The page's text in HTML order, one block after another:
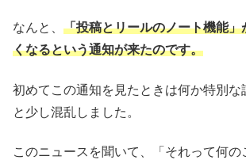
なんと、 「投稿とリールのノート機能」
くなるという通知が来たのです。
初めてこの通知を見たときは何か特別な
と少し混乱しました。
このニュースを聞いて、「それって何の